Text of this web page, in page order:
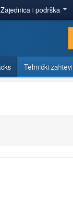
Zajednica i podrška
Tehnički zahtevi